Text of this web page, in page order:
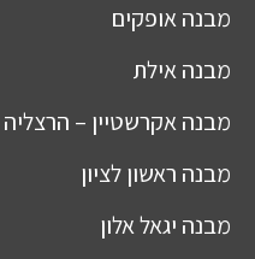
מבנהאופקים
מבנהאילת
מבנהאקרשטיין – הרצליה
מבנה ראשון לציון
מבנה יגאל אלון